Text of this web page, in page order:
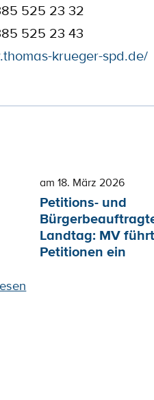
525 23 32
525 23 43
krueger-spd.de/
am 18. März 2026
Petitions- und
Landtag: MV
Petitionen ein